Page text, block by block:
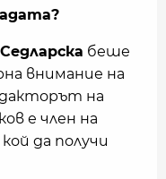
беше
внимание на
на
е член на
да получи